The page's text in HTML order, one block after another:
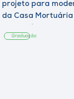
projeto para
da Casa Mortuária
Graduação